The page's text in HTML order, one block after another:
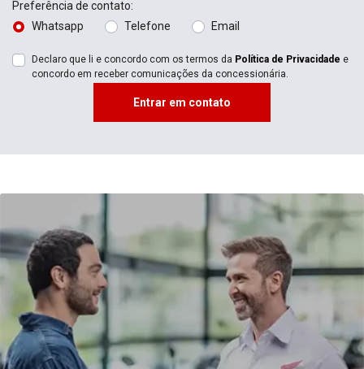
Preferência de contato:
Whatsapp
Telefone Email
Declaro que li e concordo com os termos da Política de Privacidade e
concordo em receber comunicações da concessionária.
Entrar em contato